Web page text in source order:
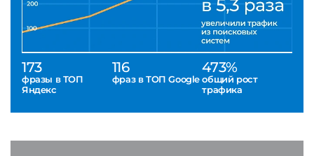
173
фразы в ТОП
Яндекс
116
фраз в ТОП Google
473%
общий рост
трафика